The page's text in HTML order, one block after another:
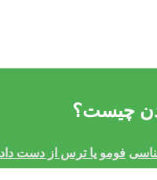
چیست؟
فومو یا ترس از دست